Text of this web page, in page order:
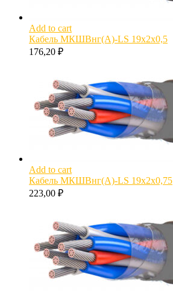
Add to cart
Кабель МКШВнг(А)-LS 19х2х0,5
176,20 ₽
Add to cart
Кабель МКШВнг(А)-LS 19х2х0,75
223,00 ₽